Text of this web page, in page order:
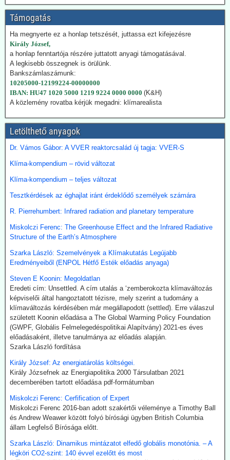
klímavédelmi okok miatt a légitársaságok érdeklődnek az
üzemanyag iránt.
India új utat céloz meg az előállításnál. A mezőgazdasági
hulladékokból (magas CO-tartalmú) szintézisgázt lehet gyártani,
amit a Fischer-Tropsch eljárás szerint hidrogénnel reagáltatva
folyékony szénhidrogén-keveréket, azaz benzint kapunk. A folyamat
megfelelő irányításánál a végtermék kerozin. A hidrogént -
legalábbis indiai források szerint elektrolízissel kívánják előállítani.
Kommentárunk: Semmi kifogásunk nincs a zöld technológiák ellen.
Problémánk avval van, ha a zöldenergiagyártás súlyos állami, értsd
adófizetői szubvenciókból akar megélni - az idők végezetéig.
2026.07.21. Uncut-News: Ki hozta a köztudatba a
klíma-lezárásokat a kovid-lezárások mintájára?
Google és az egyéb MI által támogatott keresők szerint a
klímavészhelyzet miatti lezárások csupáncsak összeesküvés-
elmélet. Az igazság evvel szemben az, hogy a fogalmat egy, a
októberében. A támogatók között ott volt a Soros-alapítvány és a
világ legnagyobb vállalatait összefogó World Business Council for
miatti lezárások a vörös hús fogyasztásának tilalmát, a személyes
kitermelésének megszüntetését és további energiaügyi
intézkedéseket jelentenének.
Hogy erre (egyelőre legalább is) nem került sor, az az ún.
összeesküvés-elmélet terjesztőknek, azaz az információk
2026.07.21. The Sociable: Nemzetközi támogatás
a moduláris atomerőművek elterjesztésére
Az Egyesült Államok, Japán és Dél-Korea fel kívánják gyorsítani a
kis moduláris atomreaktorok bevezetését az Indiai-óceáni
térségben. Hivatalosan az „energiabiztonságról” és a „tiszta
technológiáról” van szó. Valójában azonban itt alakul ki a digitális
adatközpontjai hatalmas mennyiségű áramot igényelnek – és a
politika most biztosítja ehhez a szükséges nukleáris infrastruktúrát.
2026.07.17. Blackout News: Tórium-reaktor a 3D
nyomtatóból?
Az Ampera nevű USA startup 2026. július elején bemutatta a 3D-
nyomtatóval előállított, teljes méretű tórium-reaktormodult. A vállalat
intelligencia (AI) adatközpontok, az ipar, a védelmi ágazat és a
hajózás megbízható, folyamatos teljesítményre szorulnak. A modul
Támogatás
Ha megnyerte ez a honlap tetszését, juttassa ezt kifejezésre
Király József,
a honlap fenntartója részére juttatott anyagi támogatásával.
A legkisebb összegnek is örülünk.
Bankszámlaszámunk:
10205000-12199224-00000000
IBAN: HU47 1020 5000 1219 9224 0000 0000 (K&H)
A közlemény rovatba kérjük megadni: klímarealista
Letölthető anyagok
Dr. Vámos Gábor: A VVER reaktorcsalád új tagja: VVER-S
Klíma-kompendium – rövid változat
Klíma-kompendium – teljes változat
Tesztkérdések az éghajlat iránt érdeklődő személyek számára
R. Pierrehumbert: Infrared radiation and planetary temperature
Miskolczi Ferenc: The Greenhouse Effect and the Infrared Radiative
Structure of the Earth’s Atmosphere
Szarka László: Szemelvények a Klímakutatás Legújabb
Eredményeiből (ENPOL Hétfő Esték előadás anyaga)
Steven E Koonin: Megoldatlan
Eredeti cím: Unsettled. A cím utalás a ‘zemberokozta klímaváltozás
képviselői által hangoztatott tézisre, mely szerint a tudomány a
klímaváltozás kérdésében már megállapodott (settled). Erre válaszul
született Koonin előadása a The Global Warming Policy Foundation
(GWPF, Globális Felmelegedéspolitikai Alapítvány) 2021-es éves
előadásaként, illetve tanulmánya az előadás alapján.
Szarka László fordítása
Király József: Az energiatárolás költségei.
Király Józsefnek az Energiapolitika 2000 Társulatban 2021
decemberében tartott előadása pdf-formátumban
Miskolczi Ferenc: Cerfification of Expert
Miskolczi Ferenc 2016-ban adott szakértői véleménye a Timothy Ball
és Andrew Weawer között folyó bírósági ügyben British Columbia
állam Legfelső Bírósága előtt.
Szarka László: Dinamikus mintázatot elfedő globális monotónia. – A
légköri CO2-szint: 140 évvel ezelőtt és most